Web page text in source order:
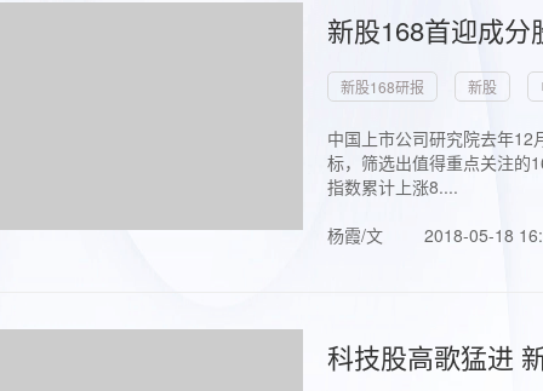
新股168首迎成
新股168研报 新股
中国上市公司研究院去年
标，筛选出值得重点关注的
指数累计上涨8....
杨霞/文
2018-05-18
科技股高歌猛进